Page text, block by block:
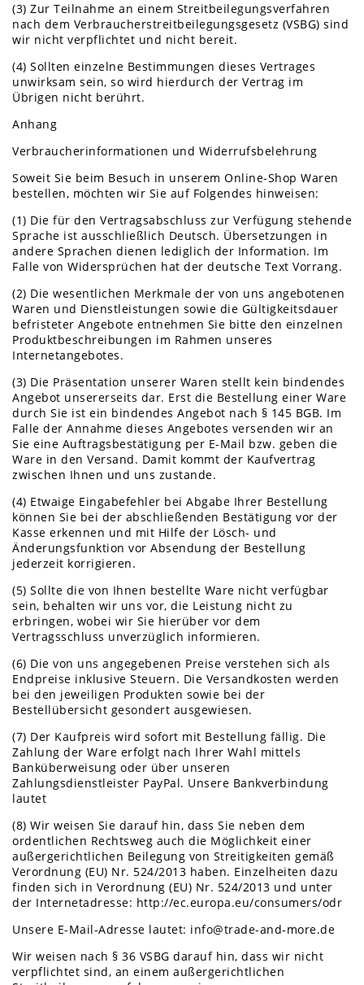
(3) Zur Teilnahme an einem Streitbeilegungsverfahren
nach dem Verbraucherstreitbeilegungsgesetz (VSBG) sind
wir nicht verpflichtet und nicht bereit.
(4) Sollten einzelne Bestimmungen dieses Vertrages
unwirksam sein, so wird hierdurch der Vertrag im
Übrigen nicht berührt.
Anhang
Verbraucherinformationen und Widerrufsbelehrung
Soweit Sie beim Besuch in unserem Online-Shop Waren
bestellen, möchten wir Sie auf Folgendes hinweisen:
(1) Die für den Vertragsabschluss zur Verfügung stehende
Sprache ist ausschließlich Deutsch. Übersetzungen in
andere Sprachen dienen lediglich der Information. Im
Falle von Widersprüchen hat der deutsche Text Vorrang.
(2) Die wesentlichen Merkmale der von uns angebotenen
Waren und Dienstleistungen sowie die Gültigkeitsdauer
befristeter Angebote entnehmen Sie bitte den einzelnen
Produktbeschreibungen im Rahmen unseres
Internetangebotes.
(3) Die Präsentation unserer Waren stellt kein bindendes
Angebot unsererseits dar. Erst die Bestellung einer Ware
durch Sie ist ein bindendes Angebot nach § 145 BGB. Im
Falle der Annahme dieses Angebotes versenden wir an
Sie eine Auftragsbestätigung per E-Mail bzw. geben die
Ware in den Versand. Damit kommt der Kaufvertrag
zwischen Ihnen und uns zustande.
(4) Etwaige Eingabefehler bei Abgabe Ihrer Bestellung
können Sie bei der abschließenden Bestätigung vor der
Kasse erkennen und mit Hilfe der Lösch- und
Änderungsfunktion vor Absendung der Bestellung
jederzeit korrigieren.
(5) Sollte die von Ihnen bestellte Ware nicht verfügbar
sein, behalten wir uns vor, die Leistung nicht zu
erbringen, wobei wir Sie hierüber vor dem
Vertragsschluss unverzüglich informieren.
(6) Die von uns angegebenen Preise verstehen sich als
Endpreise inklusive Steuern. Die Versandkosten werden
bei den jeweiligen Produkten sowie bei der
Bestellübersicht gesondert ausgewiesen.
(7) Der Kaufpreis wird sofort mit Bestellung fällig. Die
Zahlung der Ware erfolgt nach Ihrer Wahl mittels
Banküberweisung oder über unseren
Zahlungsdienstleister PayPal. Unsere Bankverbindung
lautet
(8) Wir weisen Sie darauf hin, dass Sie neben dem
ordentlichen Rechtsweg auch die Möglichkeit einer
außergerichtlichen Beilegung von Streitigkeiten gemäß
Verordnung (EU) Nr. 524/2013 haben. Einzelheiten dazu
finden sich in Verordnung (EU) Nr. 524/2013 und unter
der Internetadresse: http://ec.europa.eu/consumers/odr
Unsere E-Mail-Adresse lautet: info@trade-and-more.de
Wir weisen nach § 36 VSBG darauf hin, dass wir nicht
verpflichtet sind, an einem außergerichtlichen